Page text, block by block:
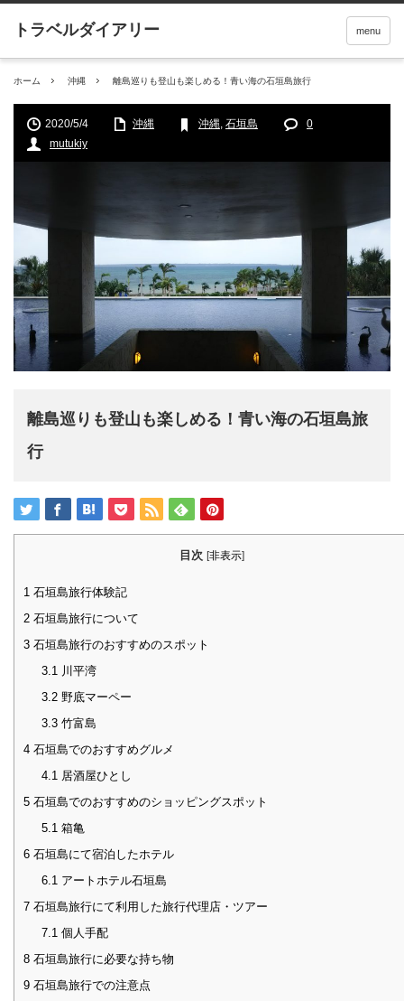
menu
ホーム 沖縄 離島巡りも登山も楽しめる！青い海の石垣島旅行
2020/5/4 沖縄 沖縄, 石垣島
0
mutukiy
離島巡りも登山も楽しめる！青い海の石垣島旅
行
目次 [非表示]
1 石垣島旅行体験記
2 石垣島旅行について
3 石垣島旅行のおすすめのスポット
3.1 川平湾
3.2野底マーペー
3.3竹富島
4 石垣島でのおすすめグルメ
4.1 居酒屋ひとし
5 石垣島でのおすすめのショッピングスポット
5.1 箱亀
6 石垣島にて宿泊したホテル
6.1 アートホテル石垣島
7 石垣島旅行にて利用した旅行代理店・ツアー
7.1 個人手配
8 石垣島旅行に必要な持ち物
9 石垣島旅行での注意点